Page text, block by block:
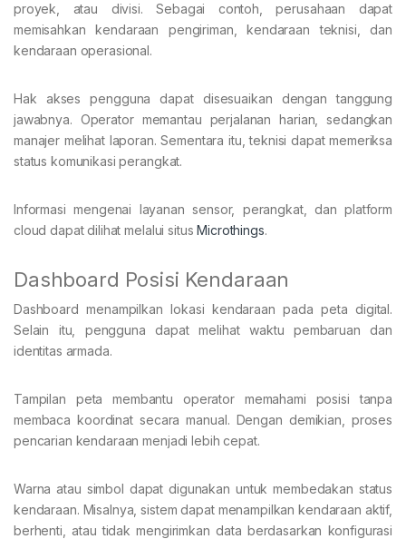
proyek, atau divisi. Sebagai contoh, perusahaan dapat
memisahkan kendaraan pengiriman, kendaraan teknisi, dan
kendaraan operasional.
Hak akses pengguna dapat disesuaikan dengan tanggung
jawabnya. Operator memantau perjalanan harian, sedangkan
manajer melihat laporan. Sementara itu, teknisi dapat memeriksa
status komunikasi perangkat.
Informasi mengenai layanan sensor, perangkat, dan platform
cloud dapat dilihat melalui situsMicrothings.
Dashboard Posisi Kendaraan
Dashboard menampilkan lokasi kendaraan pada peta digital.
Selain itu, pengguna dapat melihat waktu pembaruan dan
identitas armada.
Tampilan peta membantu operator memahami posisi tanpa
membaca koordinat secara manual. Dengan demikian, proses
pencarian kendaraan menjadi lebih cepat.
Warna atau simbol dapat digunakan untuk membedakan status
kendaraan. Misalnya, sistem dapat menampilkan kendaraan aktif,
berhenti, atau tidak mengirimkan data berdasarkan konfigurasi